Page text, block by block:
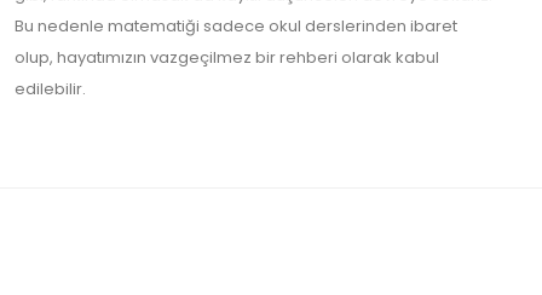
Bu nedenle matematiği sadece okul derslerinden ibaret
olup, hayatımızın vazgeçilmez bir rehberi olarak kabul
edilebilir.